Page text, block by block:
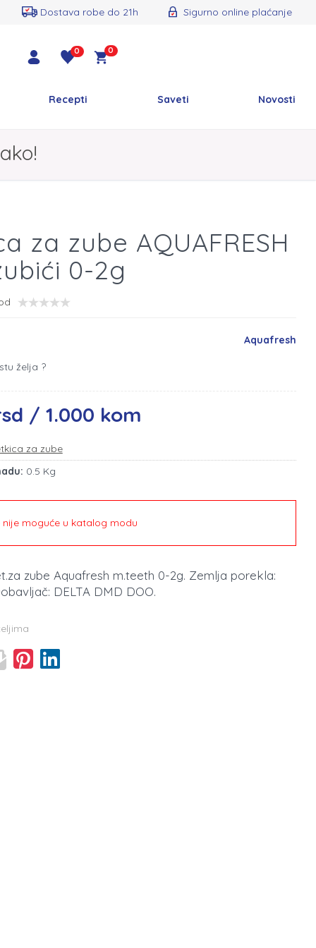
Dostava robe do 21h Sigurno online plaćanje
0 0
Recepti Saveti Novosti
za zube AQUAFRESH
0-2g
želja ?
Aquafresh
/ 1.000 kom
za zube
0.5 Kg
nije moguće u katalog modu
zube Aquafresh m.teeth 0-2g. Zemlja porekla:
DELTA DMD DOO.